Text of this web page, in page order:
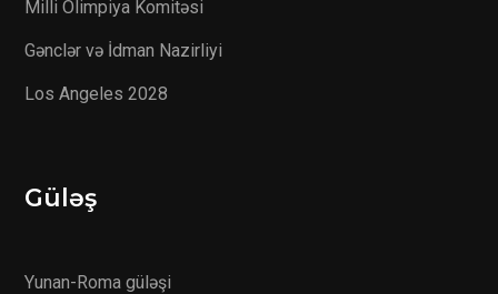
Milli Olimpiya Komitəsi
Gənclər və İdman Nazirliyi
Los Angeles 2028
Güləş
Yunan-Roma güləşi